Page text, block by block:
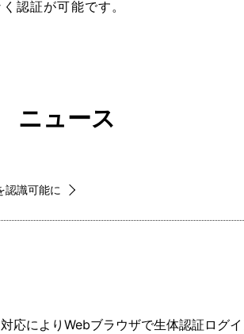
認証が可能です。
ニュース
認識可能に
応によりWebブラウザで生体認証ログ